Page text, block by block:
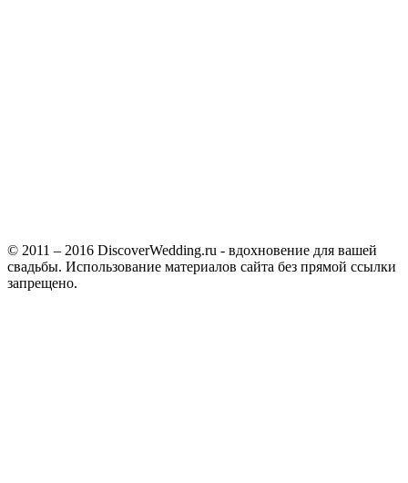
© 2011 – 2016 DiscoverWedding.ru - вдохновение для вашей
свадьбы. Использование материалов сайта без прямой ссылки
запрещено.